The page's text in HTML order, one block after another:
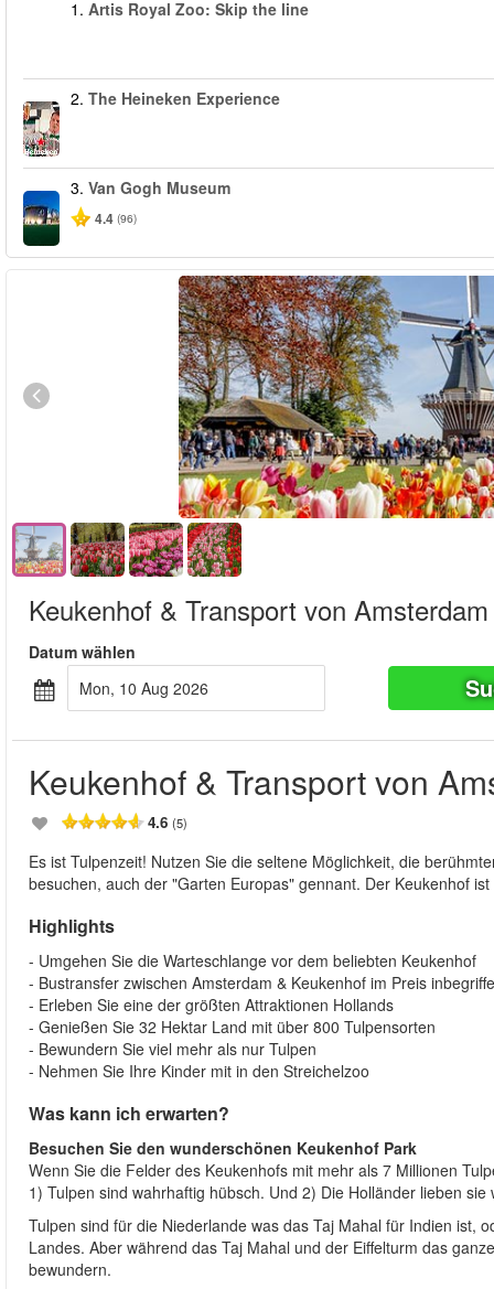
1. Artis Royal Zoo: Skip the line
2. The Heineken Experience
3. Van Gogh Museum
4.4 (96)
Keukenhof & Transport von Amsterdam
Datum wählen
Mon, 10 Aug 2026
Keukenhof & Transport von
4.6 (5)
Es ist Tulpenzeit! Nutzen Sie die seltene Möglichkeit, die
besuchen, auch der "Garten Europas" gennant. Der Keukenhof
Highlights
- Umgehen Sie die Warteschlange vor dem beliebten Keukenhof
- Bustransfer zwischen Amsterdam & Keukenhof im Preis
- Erleben Sie eine der größten Attraktionen Hollands
- Genießen Sie 32 Hektar Land mit über 800 Tulpensorten
- Bewundern Sie viel mehr als nur Tulpen
- Nehmen Sie Ihre Kinder mit in den Streichelzoo
Was kann ich erwarten?
Besuchen Sie den wunderschönen Keukenhof Park
Wenn Sie die Felder des Keukenhofs mit mehr als 7 Millionen
1) Tulpen sind wahrhaftig hübsch. Und 2) Die Holländer lieben
Tulpen sind für die Niederlande was das Taj Mahal für Indien ist,
Landes. Aber während das Taj Mahal und der Eiffelturm das
bewundern.